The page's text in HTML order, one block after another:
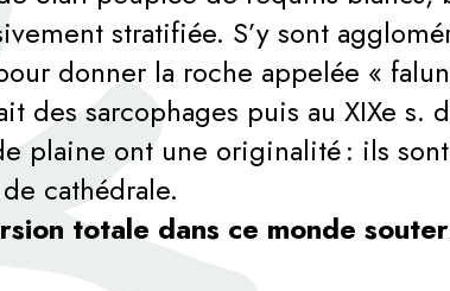
stratifiée. S’y sont
donner la roche appelée «
des sarcophages puis au XIXe
plaine ont une originalité : ils
cathédrale.
totale dans ce monde